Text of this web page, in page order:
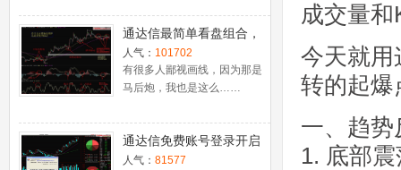
通达信最简单看盘组合，
抓强势股双头的超短线盈
利－－之五（均线战法找
心脏）
人气： 101702
有很多人鄙视画线，因为那是
马后炮，我也是这么……
通达信免费账号登录开启
十档框和调用主力监控教
人气： 81577
成交量和
今天就用
转的起爆
一、趋
1. 底部